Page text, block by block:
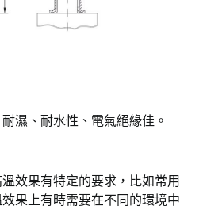
濕、耐水性、電氣絕緣佳。
效果有特定的要求，比如常用
果上有時需要在不同的環境中